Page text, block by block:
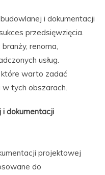
i dokumentacji
przedsięwzięcia.
renoma,
usług.
warto zadać
tych obszarach.
i dokumentacji
projektowej
do